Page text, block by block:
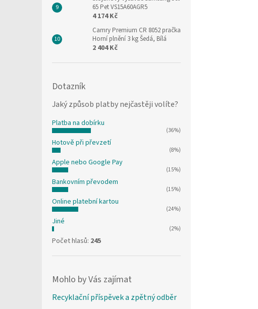
65 Pet VS15A60AGR5
4 174 Kč
Camry Premium CR 8052 pračka
Horní plnění 3 kg Šedá, Bílá
2 404 Kč
Dotazník
Jaký způsob platby nejčastěji volíte?
Platba na dobírku
(36%)
Hotově při převzetí
(8%)
Apple nebo Google Pay
(15%)
Bankovním převodem
(15%)
Online platební kartou
(24%)
Jiné
(2%)
Počet hlasů: 245
Mohlo by Vás zajímat
Recyklační příspěvek a zpětný odběr